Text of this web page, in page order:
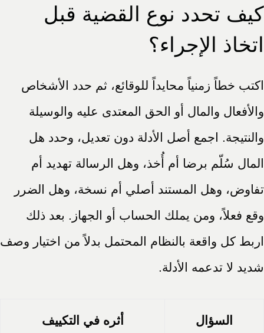
كيف تحدد نوع القضية قبل
اتخاذ الإجراء؟
اكتب خطاً زمنياً محايداً للوقائع، ثم حدد الأشخاص
والأفعال والمال أو الحق المعتدى عليه والوسيلة
والنتيجة. اجمع أصل الأدلة دون تعديل، وحدد هل
المال سُلّم برضا أم أُخذ، وهل الرسالة تهديد أم
تفاوض، وهل المستند أصلي أم نسخة، وهل الضرر
وقع فعلاً، ومن يملك الحساب أو الجهاز. بعد ذلك
اربط كل واقعة بالنظام المحتمل بدلاً من اختيار وصف
شديد لا تدعمه الأدلة.
السؤال أثره في التكييف